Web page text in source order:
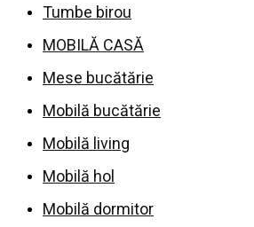
Tumbe birou
MOBILĂ CASĂ
Mese bucătărie
Mobilă bucătărie
Mobilă living
Mobilă hol
Mobilă dormitor